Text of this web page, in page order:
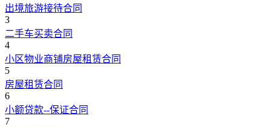
出境旅游接待合同
3
二手车买卖合同
4
小区物业商铺房屋租赁合同
5
房屋租赁合同
6
小额贷款--保证合同
7